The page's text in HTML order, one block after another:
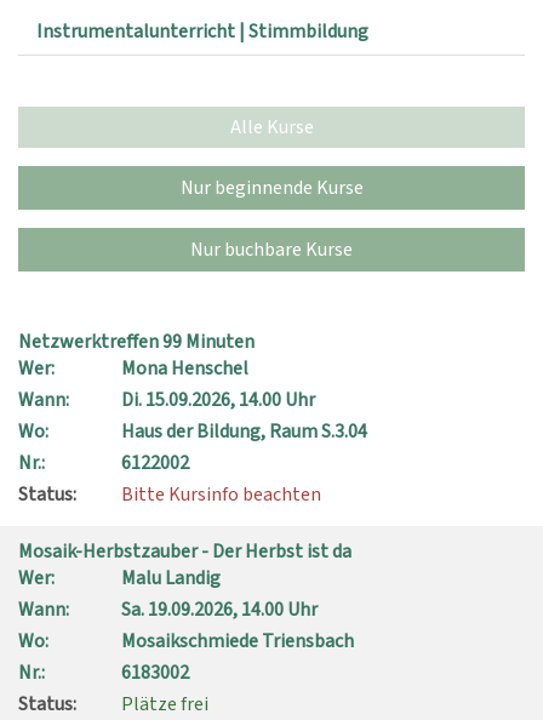
Instrumentalunterricht | Stimmbildung
Alle Kurse
Nur beginnende Kurse
Nur buchbare Kurse
Netzwerktreffen 99 Minuten
Wer:
Mona Henschel
Wann:
Di.15.09.2026, 14.00 Uhr
Wo:
Haus der Bildung, Raum S.3.04
Nr.:
6122002
Status:
Bitte Kursinfo beachten
Mosaik-Herbstzauber - Der Herbst ist da
Wer:
Malu Landig
Wann:
Sa.19.09.2026, 14.00 Uhr
Wo:
Mosaikschmiede Triensbach
Nr.:
6183002
Status:
Plätze frei